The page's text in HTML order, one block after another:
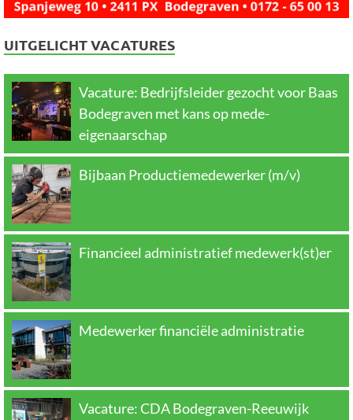
UITGELICHT VACATURES
Vacature: Bedrijfsleider gezocht voor Baas
Bodegraven met kans op mede-
eigenaarschap
Bijbaan Productiemedewerker (m/v)
Financieel administratief medewerk(st)er
Medewerker financiële administratie
Vacature: CDA Bodegraven-Reeuwijk